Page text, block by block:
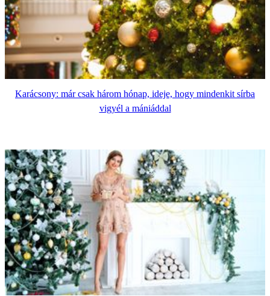
Karácsony: már csak három hónap, ideje, hogy mindenkit sírba
vigyél a mániáddal